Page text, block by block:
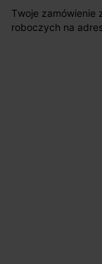
Twoje
roboczych na